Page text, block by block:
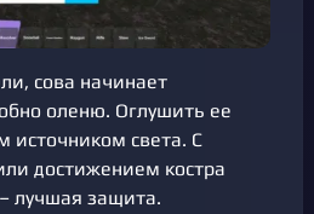
сова начинает
оленю. Оглушить ее
света. С
достижением костра
лучшая защита.